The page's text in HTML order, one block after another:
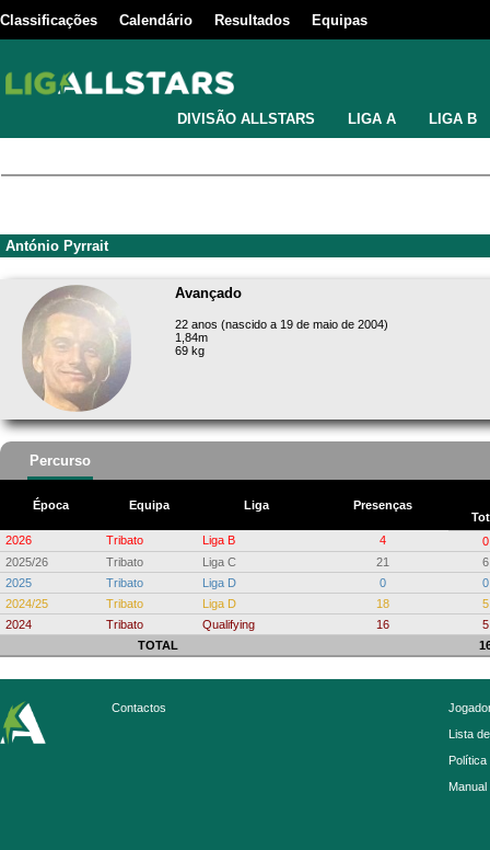
Classificações Calendário Resultados Equipas
DIVISÃO ALLSTARS LIGA A LIGA B
António Pyrrait
Avançado
22 anos (nascido a 19 de maio de 2004)
1,84m
69 kg
Percurso
Época Equipa Liga
Presenças
2026
Tribato Liga B 4
0
2025/26
Tribato Liga C 21
6
2025
Tribato Liga D 0
0
2024/25
Tribato Liga D 18
5
2024
Tribato Qualifying 16
5
TOTAL
Contactos
Lista
Política